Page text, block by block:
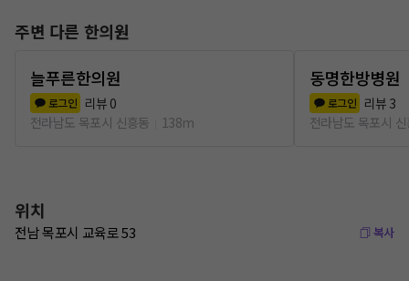
주변 다른 한의원
늘푸른한의원
로그인 리뷰 0
전라남도 목포시 신흥동
138m
동명한방병원
로그인 리뷰 3
전라남도 목포시
위치
전남 목포시 교육로 53 복사